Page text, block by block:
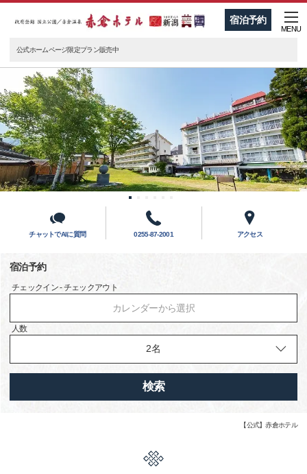
宿泊予約
MENU
公式ホームページ限定プラン販売中
チャットでAIに質問 0255-87-2001 アクセス
宿泊予約
チェックイン - チェックアウト
カレンダーから選択
人数
検索
【公式】赤倉ホテル